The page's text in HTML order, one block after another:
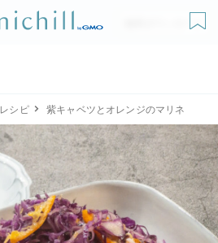
無料ダウンロード
レシピ 紫キャベツとオレンジのマリネ